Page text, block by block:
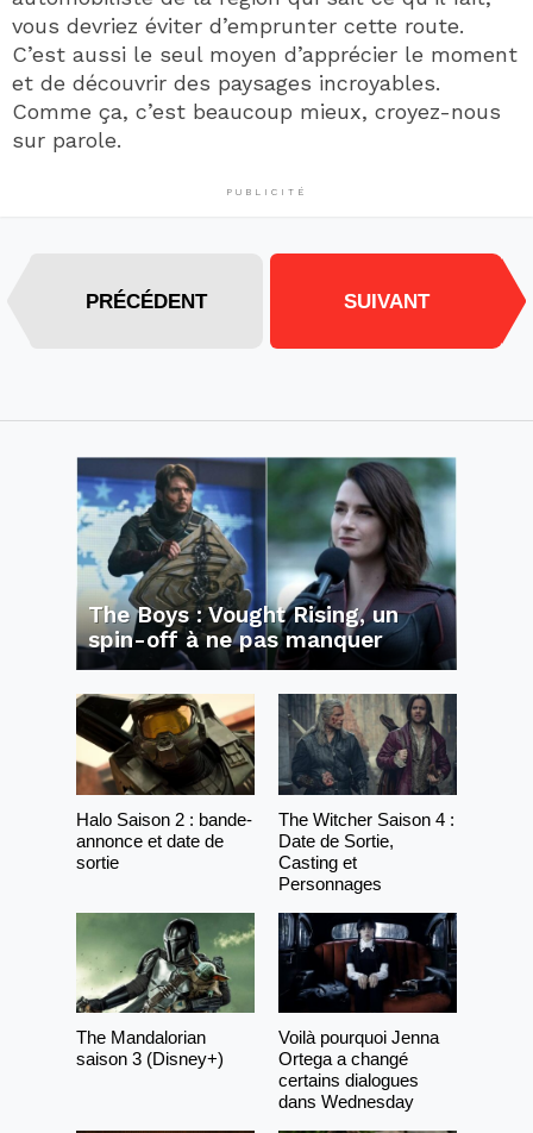
vous devriez éviter d’emprunter cette route.
C’est aussi le seul moyen d’apprécier le moment
et de découvrir des paysages incroyables.
Comme ça, c’est beaucoup mieux, croyez-nous
sur parole.
PUBLICITÉ
PRÉCÉDENT SUIVANT
The Boys : Vought Rising, un
spin-off à ne pas manquer
Halo Saison 2 : bande-
annonce et date de
sortie
The Witcher Saison 4 :
Date de Sortie,
Casting et
Personnages
The Mandalorian
saison 3 (Disney+)
Voilà pourquoi Jenna
Ortega a changé
certains dialogues
dans Wednesday